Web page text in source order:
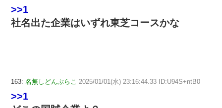
>>1
社名出た企業はいずれ東芝コースかな
163: 名無しどんぶらこ 2025/01/01(水) 23:16:44.33 ID:U94S+ntB0
>>1